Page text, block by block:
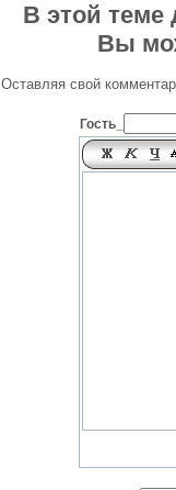
В этой теме
Вы
Оставляя свой
Гость_